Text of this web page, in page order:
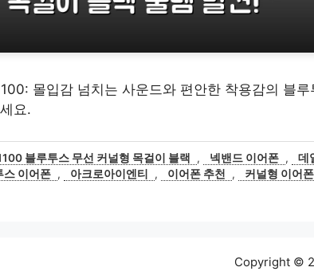
몰입감 넘치는 사운드와 편안한 착용감의 블
요.
블루투스 무선 커널형 목걸이 블랙 , 넥밴드 이어폰 , 데
스 이어폰 , 아크로아이엔티 , 이어폰 추천 , 커널형 이어폰
Copyright ©